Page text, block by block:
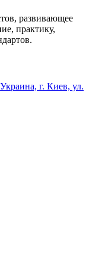
развивающее
практику,
Украина, г. Киев, ул.